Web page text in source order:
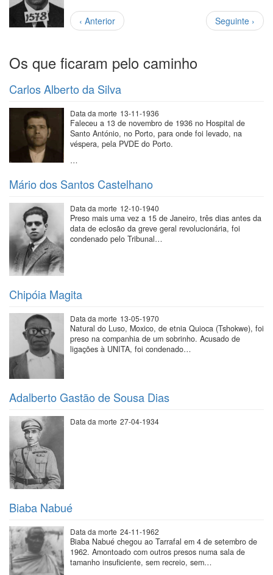
Paginação
Página
anterior
‹ Anterior
Próxima
página
Seguinte ›
Os que ficaram pelo caminho
Carlos Alberto da Silva
Data da morte 13-11-1936
Faleceu a 13 de novembro de 1936 no Hospital de
Santo António, no Porto, para onde foi levado, na
véspera, pela PVDE do Porto.
…
Mário dos Santos Castelhano
Data da morte 12-10-1940
Preso mais uma vez a 15 de Janeiro, três dias antes da
data de eclosão da greve geral revolucionária, foi
condenado pelo Tribunal…
Chipóia Magita
Data da morte 13-05-1970
Natural do Luso, Moxico, de etnia Quioca (Tshokwe), foi
preso na companhia de um sobrinho. Acusado de
ligações à UNITA, foi condenado…
Adalberto Gastão de Sousa Dias
Data da morte 27-04-1934
Biaba Nabué
Data da morte 24-11-1962
Biaba Nabué chegou ao Tarrafal em 4 de setembro de
1962. Amontoado com outros presos numa sala de
tamanho insuficiente, sem recreio, sem…